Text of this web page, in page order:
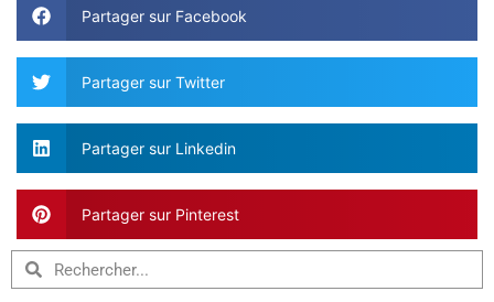
Partager sur Facebook
Partager sur Twitter
Partager sur Linkedin
Partager sur Pinterest